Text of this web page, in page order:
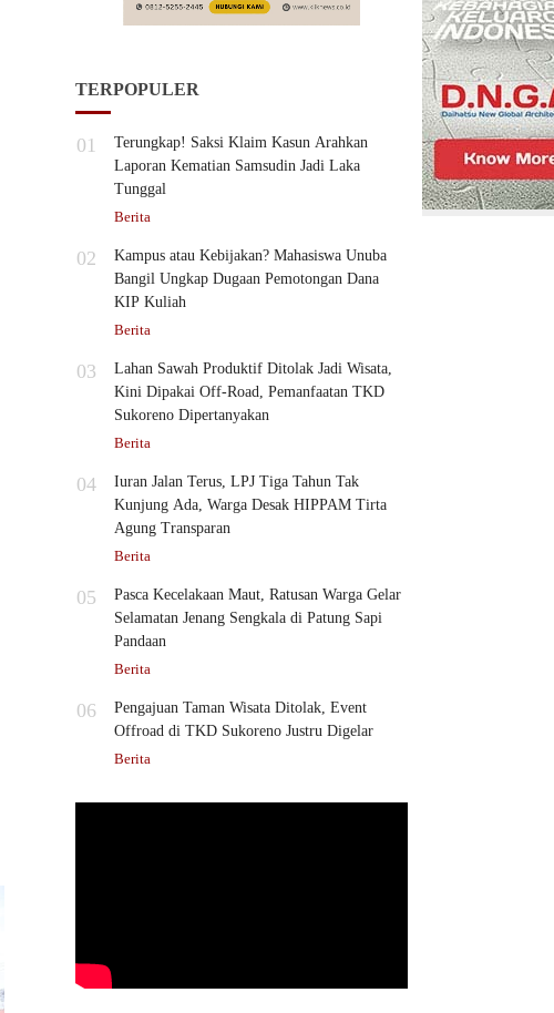
TERPOPULER
01
Terungkap! Saksi Klaim Kasun Arahkan
Laporan Kematian Samsudin Jadi Laka
Tunggal
Berita
02
Kampus atau Kebijakan? Mahasiswa Unuba
Bangil Ungkap Dugaan Pemotongan Dana
KIP Kuliah
Berita
03
Lahan Sawah Produktif Ditolak Jadi Wisata,
Kini Dipakai Off-Road, Pemanfaatan TKD
Sukoreno Dipertanyakan
Berita
04
Iuran Jalan Terus, LPJ Tiga Tahun Tak
Kunjung Ada, Warga Desak HIPPAM Tirta
Agung Transparan
Berita
05
Pasca Kecelakaan Maut, Ratusan Warga Gelar
Selamatan Jenang Sengkala di Patung Sapi
Pandaan
Berita
06
Pengajuan Taman Wisata Ditolak, Event
Offroad di TKD Sukoreno Justru Digelar
Berita